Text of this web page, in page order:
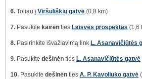
6. Toliau į Viršuliškių gatvė (0,8 km)
7. Pasukite kairėn ties Laisvės prospektas (1,6
8. Pasirinkite išvažiavimą link L. Asanavičiūtės
9. Pasukite dešinėn ties L. Asanavičiūtės gatvė
10. Pasukite dešinėn ties A. P. Kavoliuko gatvė